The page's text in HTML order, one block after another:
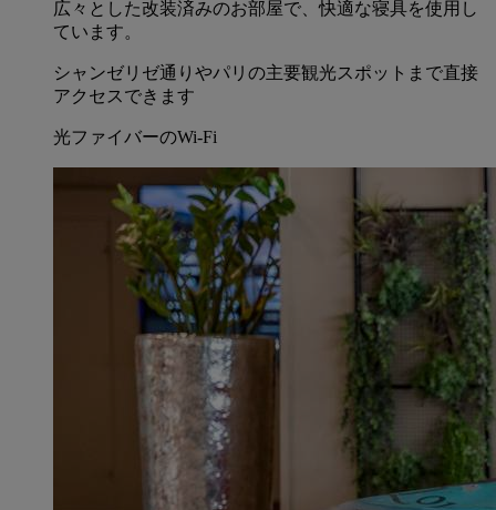
広々とした改装済みのお部屋で、快適な寝具を使用し
ています。
シャンゼリゼ通りやパリの主要観光スポットまで直接
アクセスできます
光ファイバーのWi-Fi